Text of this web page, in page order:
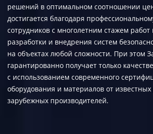
решений в оптимальном соотношении
достигается благодаря
сотрудников с многолетним стажем работ
разработки и внедрения систем
на объектах любой сложности. При этом
гарантированно получает только
с использованием современного
оборудования и материалов от известных
зарубежных производителей.